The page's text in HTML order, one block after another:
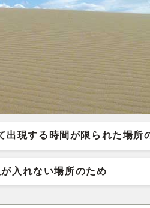
出現する時間が限られた場所
入れない場所のため